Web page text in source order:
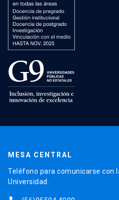
MESA CENTRAL
Teléfono para comunicarse con
Universidad.